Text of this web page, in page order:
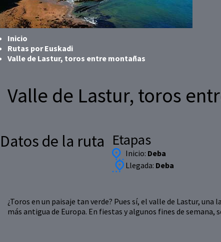
Inicio
Rutas por Euskadi
Valle de Lastur, toros entre montañas
Valle de Lastur, toros
Datos de la ruta Etapas
Inicio: Deba
Llegada: Deba
¿Toros en un paisaje tan verde? Pues sí, el valle de Lastur,
más antigua de Europa. En fiestas y algunos fines de